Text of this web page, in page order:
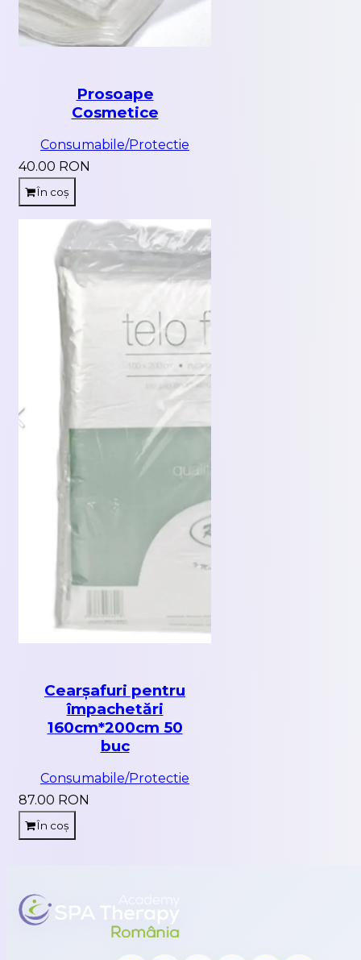
Prosoape
Cosmetice
Consumabile/Protectie
40.00 RON
În coș
Cearșafuri pentru
împachetări
160cm*200cm 50
buc
Consumabile/Protectie
87.00 RON
În coș